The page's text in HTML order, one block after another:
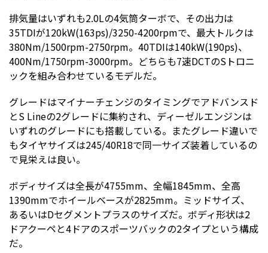
排気量はいずれも2.0Lの4気筒ターボで、その出力は
35TDIが120kW(163ps)/3250-4200rpmで、最大トルクは
380Nm/1500rpm-2750rpm。40TDIは140kW(190ps)、
400Nm/1750rpm-3000rpm。どちらも7速DCTのSトロニ
ックを組み合わせているモデルだ。
グレードはマイナーチェンジのタイミングでアドバンスド
とS Lineの2グレードに集約され、ディーゼルエンジンは
いずれのグレードにも搭載している。またグレード違いで
もタイヤサイズは245/40R18で同一サイズ装着しているの
で見栄えは良い。
ボディサイズは全長が4755mm、全幅1845mm、全高
1390mmでホイールベースが2825mm。ミッドサイズ、
あるいはDセグメントプラスのサイズだ。ボディ形状は2
ドアクーペと4ドアのスポーツバックの2タイプという構成
だ。